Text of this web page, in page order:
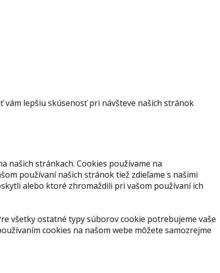
lepšiu skúsenosť pri návšteve našich stránok
našich stránkach. Cookies používame na
používaní našich stránok tiež zdieľame s našimi
alebo ktoré zhromaždili pri vašom používaní ich
všetky ostatné typy súborov cookie potrebujeme vaše
cookies na našom webe môžete samozrejme